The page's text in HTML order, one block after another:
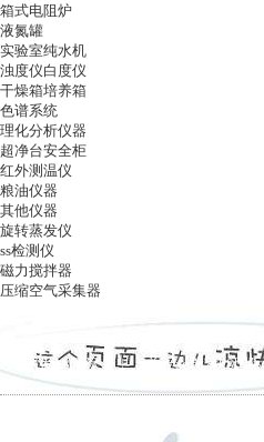
箱式电阻炉
液氮罐
实验室纯水机
浊度仪白度仪
干燥箱培养箱
色谱系统
理化分析仪器
超净台安全柜
红外测温仪
粮油仪器
其他仪器
旋转蒸发仪
ss检测仪
磁力搅拌器
压缩空气采集器
ag凯发k8国际 | 关于ag凯发k8国际